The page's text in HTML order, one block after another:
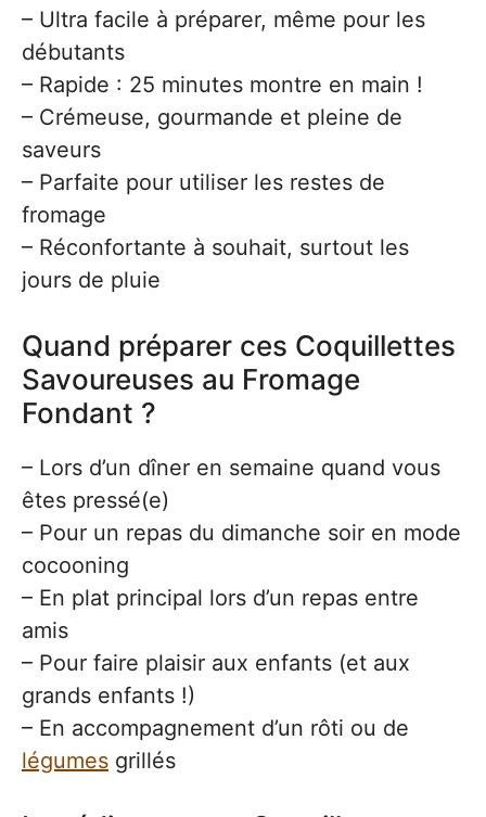
– Ultra facile à préparer, même pour les
débutants
– Rapide : 25 minutes montre en main !
– Crémeuse, gourmande et pleine de
saveurs
– Parfaite pour utiliser les restes de
fromage
– Réconfortante à souhait, surtout les
jours de pluie
Quand préparer ces Coquillettes
Savoureuses au Fromage
Fondant ?
– Lors d’un dîner en semaine quand vous
êtes pressé(e)
– Pour un repas du dimanche soir en mode
cocooning
– En plat principal lors d’un repas entre
amis
– Pour faire plaisir aux enfants (et aux
grands enfants !)
– En accompagnement d’un rôti ou de
légumes grillés